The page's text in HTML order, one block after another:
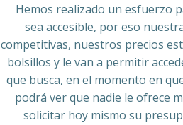
Hemos realizado un esfuerzo
sea accesible, por eso
competitivas, nuestros precios
bolsillos y le van a permitir
que busca, en el momento en
podrá ver que nadie le ofrece
solicitar hoy mismo su